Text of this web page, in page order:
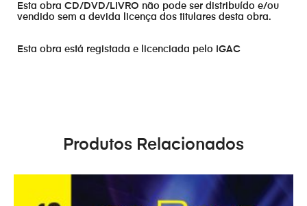
Esta obra CD/DVD/LIVRO não pode ser distribuído e/ou
vendido sem a devida licença dos titulares desta obra.
Esta obra está registada e licenciada pelo IGAC
Produtos Relacionados